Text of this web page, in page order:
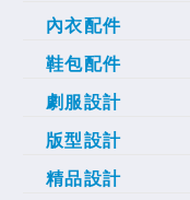
內衣配件
鞋包配件
劇服設計
版型設計
精品設計